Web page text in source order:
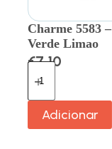
Charme 5583 –
Verde Limao
€7.10
Adicionar